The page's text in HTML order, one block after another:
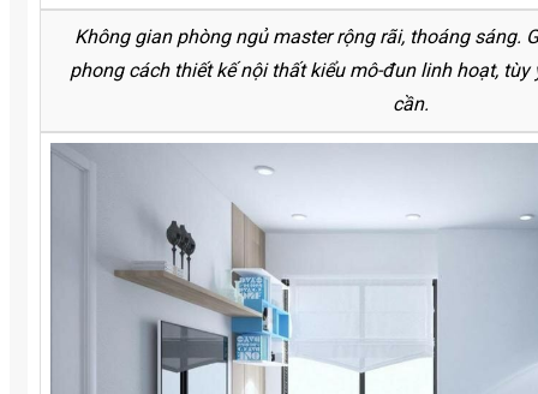
Không gian phòng ngủ master rộng rãi, thoáng sáng.
phong cách thiết kế nội thất kiểu mô-đun linh hoạt,
cần.